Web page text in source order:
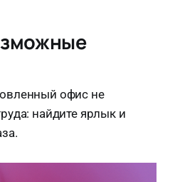
офис не
найдите ярлык и